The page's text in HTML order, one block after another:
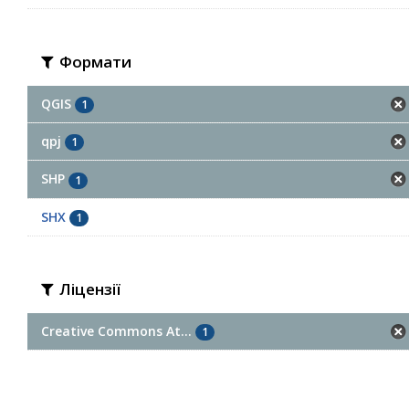
Формати
QGIS 1
qpj 1
SHP 1
SHX 1
Ліцензії
Creative Commons At... 1